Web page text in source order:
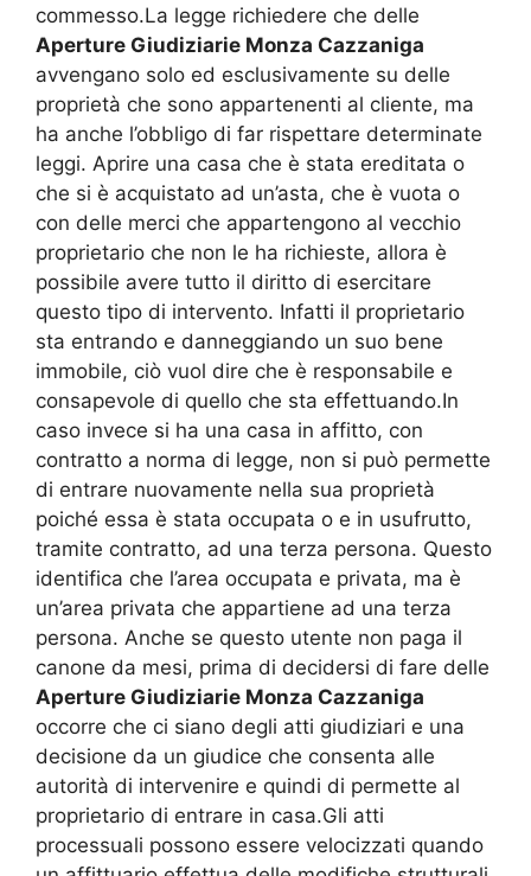
commesso.La legge richiedere che delle
Aperture Giudiziarie Monza Cazzaniga
avvengano solo ed esclusivamente su delle
proprietà che sono appartenenti al cliente, ma
ha anche l’obbligo di far rispettare determinate
leggi. Aprire una casa che è stata ereditata o
che si è acquistato ad un’asta, che è vuota o
con delle merci che appartengono al vecchio
proprietario che non le ha richieste, allora è
possibile avere tutto il diritto di esercitare
questo tipo di intervento. Infatti il proprietario
sta entrando e danneggiando un suo bene
immobile, ciò vuol dire che è responsabile e
consapevole di quello che sta effettuando.In
caso invece si ha una casa in affitto, con
contratto a norma di legge, non si può permette
di entrare nuovamente nella sua proprietà
poiché essa è stata occupata o e in usufrutto,
tramite contratto, ad una terza persona. Questo
identifica che l’area occupata e privata, ma è
un’area privata che appartiene ad una terza
persona. Anche se questo utente non paga il
canone da mesi, prima di decidersi di fare delle
Aperture Giudiziarie Monza Cazzaniga
occorre che ci siano degli atti giudiziari e una
decisione da un giudice che consenta alle
autorità di intervenire e quindi di permette al
proprietario di entrare in casa.Gli atti
processuali possono essere velocizzati quando